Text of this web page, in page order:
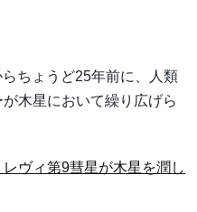
ちょうど25年前に、人類
木星において繰り広げら
ヴィ第9彗星が木星を潤し